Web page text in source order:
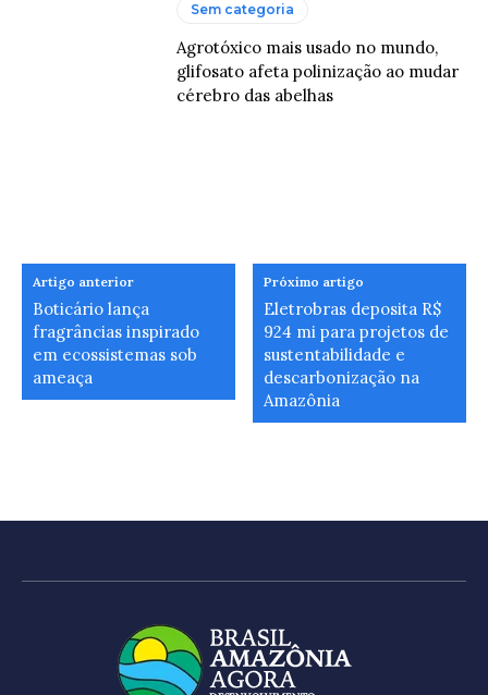
Sem categoria
Agrotóxico mais usado no mundo,
glifosato afeta polinização ao mudar
cérebro das abelhas
Artigo anterior
Boticário lança
fragrâncias inspirado
em ecossistemas sob
ameaça
Próximo artigo
Eletrobras deposita R$
924 mi para projetos de
sustentabilidade e
descarbonização na
Amazônia